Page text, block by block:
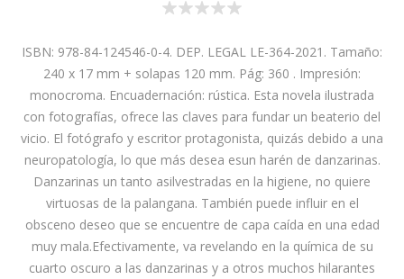
ISBN: 978-84-124546-0-4. DEP. LEGAL LE-364-2021. Tamaño:
240 x 17 mm + solapas 120 mm. Pág: 360 . Impresión:
monocroma. Encuadernación: rústica. Esta novela ilustrada
con fotografías, ofrece las claves para fundar un beaterio del
vicio. El fotógrafo y escritor protagonista, quizás debido a una
neuropatología, lo que más desea esun harén de danzarinas.
Danzarinas un tanto asilvestradas en la higiene, no quiere
virtuosas de la palangana. También puede influir en el
obsceno deseo que se encuentre de capa caída en una edad
muy mala.Efectivamente, va revelando en la química de su
cuarto oscuro a las danzarinas y a otros muchos hilarantes